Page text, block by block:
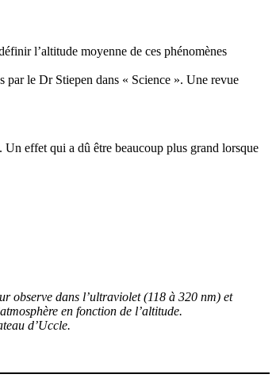
l’altitude moyenne de ces phénomènes
par le Dr Stiepen dans « Science ». Une revue
Un effet qui a dû être beaucoup plus grand lorsque
observe dans l’ultraviolet (118 à 320 nm) et
en fonction de l’altitude.
d’Uccle.